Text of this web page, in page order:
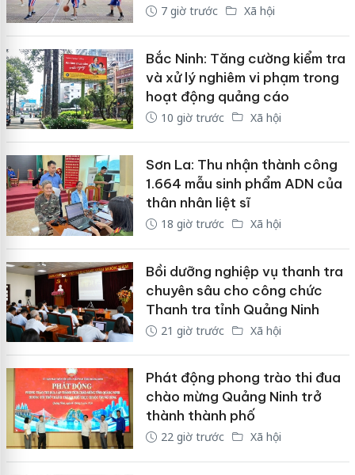
7 giờ trước Xã hội
Bắc Ninh: Tăng cường kiểm tra
và xử lý nghiêm vi phạm trong
hoạt động quảng cáo
10 giờ trước Xã hội
Sơn La: Thu nhận thành công
1.664 mẫu sinh phẩm ADN của
thân nhân liệt sĩ
18 giờ trước Xã hội
Bồi dưỡng nghiệp vụ thanh tra
chuyên sâu cho công chức
Thanh tra tỉnh Quảng Ninh
21 giờ trước Xã hội
Phát động phong trào thi đua
chào mừng Quảng Ninh trở
thành thành phố
22 giờ trước Xã hội